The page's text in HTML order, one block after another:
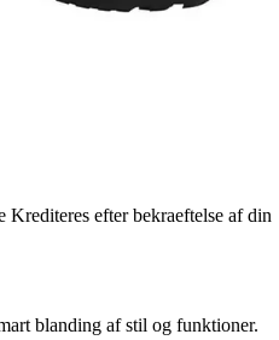
Krediteres efter bekraeftelse af din
blanding af stil og funktioner.